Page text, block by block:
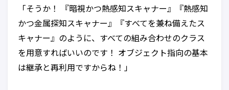
「そうか！ 『暗視かつ熱感知スキャナー』『熱感知
かつ金属探知スキャナー』『すべてを兼ね備えたス
キャナー』のように、すべての組み合わせのクラス
を用意すればいいのです！ オブジェクト指向の基本
は継承と再利用ですからね！」